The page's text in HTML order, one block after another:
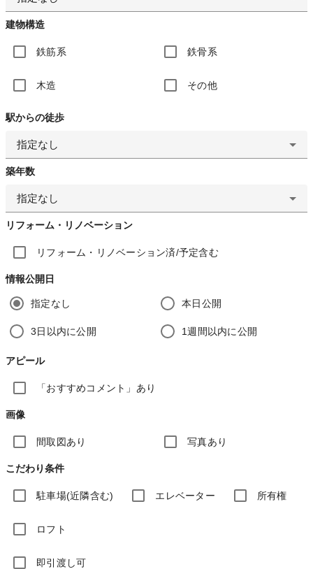
建物構造
鉄筋系 鉄骨系
木造 その他
駅からの徒歩
指定なし
築年数
指定なし
リフォーム・リノベーション
リフォーム・リノベーション済/予定含む
情報公開日
指定なし 本日公開
3日以内に公開 1週間以内に公開
アピール
「おすすめコメント」あり
画像
間取図あり 写真あり
こだわり条件
駐車場(近隣含む) エレベーター 所有権
ロフト
即引渡し可